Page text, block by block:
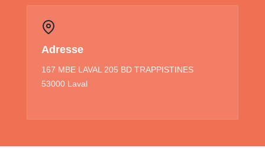
Adresse
167 MBE LAVAL 205 BD TRAPPISTINES
53000 Laval